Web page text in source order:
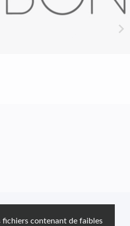
fichiers contenant de faibles
